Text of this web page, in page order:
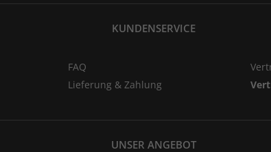
KUNDENSERVICE
FAQ
Lieferung & Zahlung
UNSER ANGEBOT